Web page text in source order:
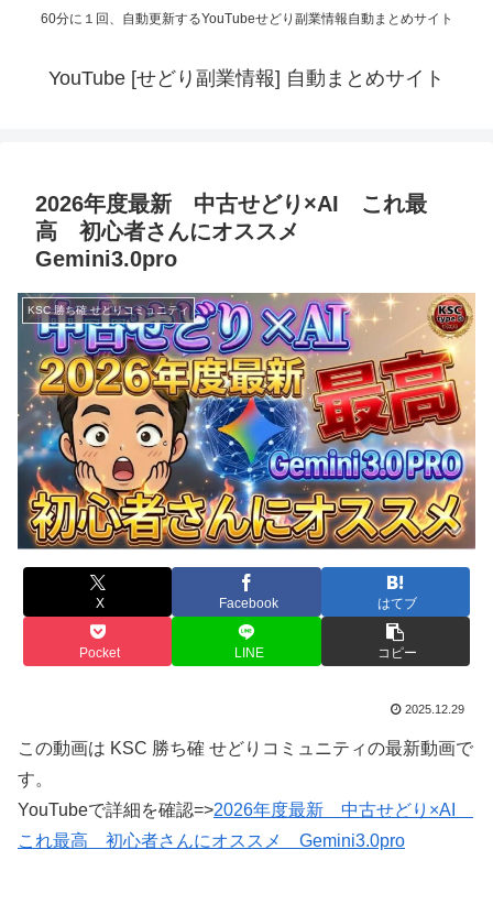
60分に１回、自動更新するYouTubeせどり副業情報自動まとめサイト
YouTube [せどり副業情報] 自動まとめサイト
2026年度最新 中古せどり×AI これ最
高 初心者さんにオススメ
Gemini3.0pro
KSC 勝ち確 せどりコミュニティ
X Facebook はてブ
Pocket LINE コピー
2025.12.29
この動画は KSC 勝ち確 せどりコミュニティの最新動画で
す。
YouTubeで詳細を確認=>2026年度最新 中古せどり×AI
これ最高 初心者さんにオススメ Gemini3.0pro